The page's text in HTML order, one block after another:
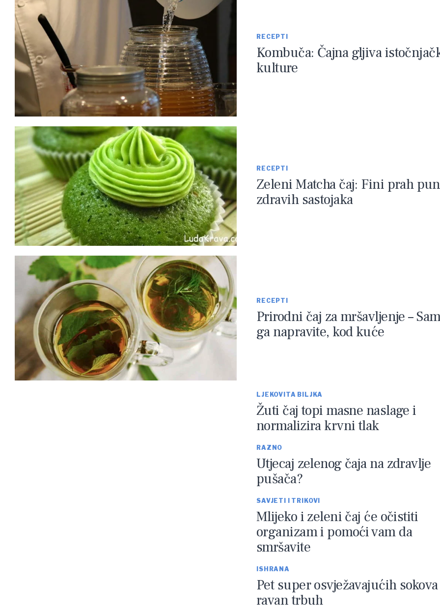
RECEPTI
Kombuča: Čajna gljiva
kulture
RECEPTI
Zeleni Matcha čaj: Fini prah pun
zdravih sastojaka
RECEPTI
Prirodni čaj za mršavljenje –
ga napravite, kod kuće
LJEKOVITA BILJKA
Žuti čaj topi masne naslage i
normalizira krvni tlak
RAZNO
Utjecaj zelenog čaja na zdravlje
pušača?
SAVJETI I TRIKOVI
Mlijeko i zeleni čaj će očistiti
organizam i pomoći vam da
smršavite
ISHRANA
Pet super osvježavajućih
ravan trbuh